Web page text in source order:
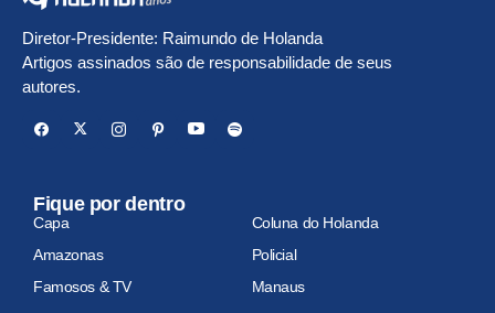
Diretor-Presidente: Raimundo de Holanda
Artigos assinados são de responsabilidade de seus
autores.
Fique por dentro
Capa
Coluna do Holanda
Amazonas
Policial
Famosos & TV
Manaus